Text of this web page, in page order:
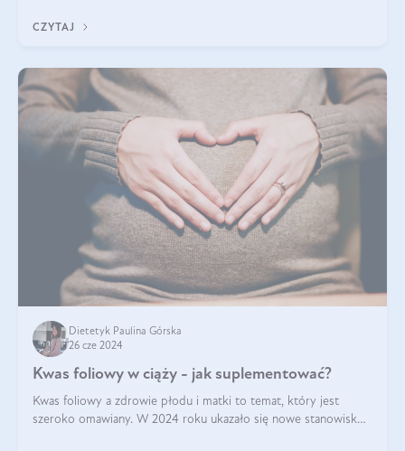
CZYTAJ
Dietetyk Paulina Górska
26 cze 2024
Kwas foliowy w ciąży - jak suplementować?
Kwas foliowy a zdrowie płodu i matki to temat, który jest
szeroko omawiany. W 2024 roku ukazało się nowe stanowisko